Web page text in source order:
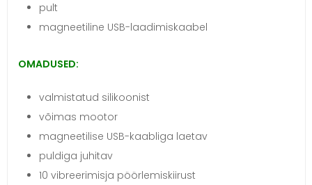
pult
magneetiline USB-laadimiskaabel
OMADUSED:
valmistatud silikoonist
võimas mootor
magneetilise USB-kaabliga laetav
puldiga juhitav
10 vibreerimisja pöörlemiskiirust